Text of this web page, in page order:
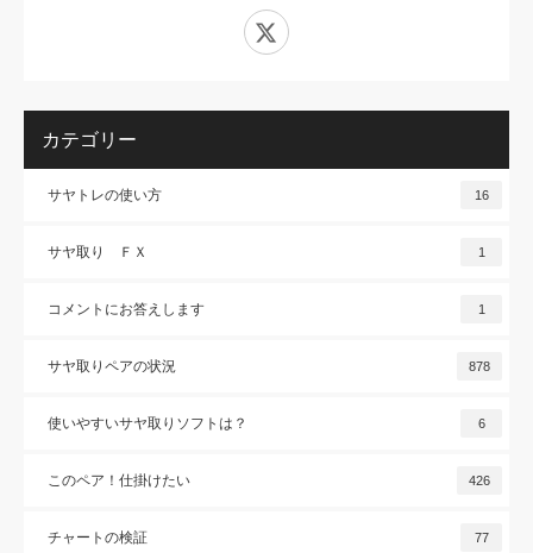
カテゴリー
サヤトレの使い方 16
サヤ取り ＦＸ 1
コメントにお答えします 1
サヤ取りペアの状況 878
使いやすいサヤ取りソフトは？ 6
このペア！仕掛けたい 426
チャートの検証 77